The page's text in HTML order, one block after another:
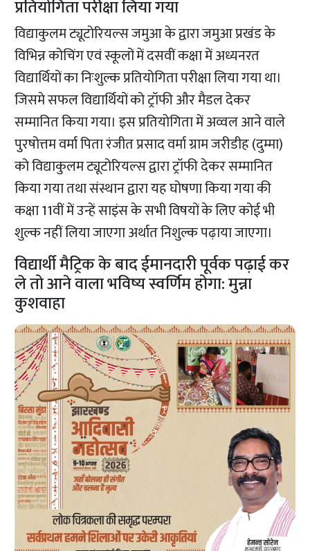
प्रतियोगिता परीक्षा लिया गया
विद्याकुलम ट्यूटोरियल्स जमुआ के द्वारा जमुआ प्रखंड के
विभिन्न कोचिंग एवं स्कूलों में दसवीं कक्षा में अध्यनरत
विद्यार्थियों का निःशुल्क प्रतियोगिता परीक्षा लिया गया था।
जिसमे सफल विद्यार्थियों को ट्रॉफी और मैडल देकर
सम्मानित किया गया। इस प्रतियोगिता में अव्वल आने वाले
पुरषोत्तम वर्मा पिता रंजीत प्रसाद वर्मा ग्राम जरीडीह (दुम्मा)
को विद्याकुलम ट्यूटोरियल्स द्वारा ट्रॉफी देकर सम्मानित
किया गया तथा संस्थान द्वारा यह घोषणा किया गया की
कक्षा 11वीं में उन्हें साइंस के सभी विषयों के लिए कोई भी
शुल्क नहीं लिया जाएगा अर्थात निशुल्क पढ़ाया जाएगा।
विद्यार्थी मैट्रिक के बाद ईमानदारी पूर्वक पढ़ाई कर
ले तो आने वाला भविष्य स्वर्णिम होगा: मुन्ना
कुशवाहा